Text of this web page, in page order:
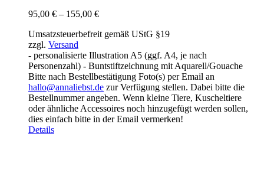
95,00 € – 155,00 €Preisspanne:
bis
Umsatzsteuerbefreit gemäß UStG §19
zzgl. Versand
- personalisierte Illustration A5 (ggf. A4, je nach
Personenzahl) - Buntstiftzeichnung mit Aquarell/Gouache
Bitte nach Bestellbestätigung Foto(s) per Email an
hallo@annaliebst.de zur Verfügung stellen. Dabei bitte die
Bestellnummer angeben. Wenn kleine Tiere, Kuscheltiere
oder ähnliche Accessoires noch hinzugefügt werden sollen,
dies einfach bitte in der Email vermerken!
Details